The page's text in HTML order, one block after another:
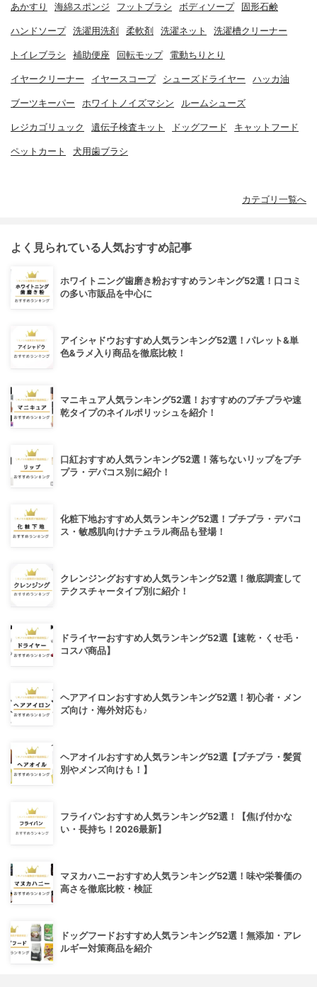
あかすり 海綿スポンジ フットブラシ ボディソープ 固形石鹸
ハンドソープ 洗濯用洗剤 柔軟剤 洗濯ネット 洗濯槽クリーナー
トイレブラシ 補助便座 回転モップ 電動ちりとり
イヤークリーナー イヤースコープ シューズドライヤー ハッカ油
ブーツキーパー ホワイトノイズマシン ルームシューズ
レジカゴリュック 遺伝子検査キット ドッグフード キャットフード
ペットカート 犬用歯ブラシ
カテゴリ一覧へ
よく見られている人気おすすめ記事
ホワイトニング歯磨き粉おすすめランキング52選！口コミ
の多い市販品を中心に
アイシャドウおすすめ人気ランキング52選！パレット&単
色&ラメ入り商品を徹底比較！
マニキュア人気ランキング52選！おすすめのプチプラや速
乾タイプのネイルポリッシュを紹介！
口紅おすすめ人気ランキング52選！落ちないリップをプチ
プラ・デパコス別に紹介！
化粧下地おすすめ人気ランキング52選！プチプラ・デパコ
ス・敏感肌向けナチュラル商品も登場！
クレンジングおすすめ人気ランキング52選！徹底調査して
テクスチャータイプ別に紹介！
ドライヤーおすすめ人気ランキング52選【速乾・くせ毛・
コスパ商品】
ヘアアイロンおすすめ人気ランキング52選！初心者・メン
ズ向け・海外対応も♪
ヘアオイルおすすめ人気ランキング52選【プチプラ・髪質
別やメンズ向けも！】
フライパンおすすめ人気ランキング52選！【焦げ付かな
い・長持ち！2026最新】
マヌカハニーおすすめ人気ランキング52選！味や栄養価の
高さを徹底比較・検証
ドッグフードおすすめ人気ランキング52選！無添加・アレ
ルギー対策商品を紹介